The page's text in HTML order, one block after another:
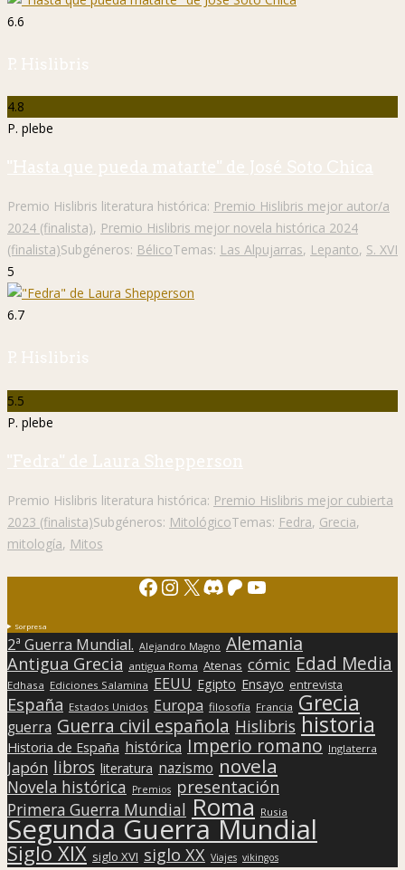
6.6
P. Hislibris
4.8
P. plebe
"Hasta que pueda matarte" de José Soto Chica
Premio Hislibris literatura histórica: Premio Hislibris mejor autor/a
2024 (finalista), Premio Hislibris mejor novela histórica 2024
(finalista)Subgéneros: BélicoTemas: Las Alpujarras, Lepanto, S. XVI
5
6.7
P. Hislibris
5.5
P. plebe
"Fedra" de Laura Shepperson
Premio Hislibris literatura histórica: Premio Hislibris mejor cubierta
2023 (finalista)Subgéneros: MitológicoTemas: Fedra, Grecia,
mitología, Mitos
Facebook
Instagram
X Discord
Patreon
YouTube
Sorpresa
2ª Guerra Mundial. Alejandro Magno Alemania
Antigua Grecia antigua Roma Atenas cómic Edad Media
Edhasa Ediciones Salamina EEUU Egipto Ensayo entrevista
España Estados Unidos Europa filosofía Francia Grecia
guerra Guerra civil española Hislibris historia
Historia de España histórica Imperio romano Inglaterra
Japón libros literatura nazismo novela
Novela histórica Premios presentación
Primera Guerra Mundial Roma Rusia
Segunda Guerra Mundial
Siglo XIX siglo XVI siglo XX Viajes vikingos